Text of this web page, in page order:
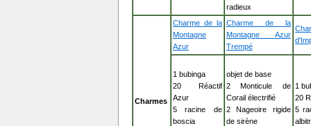
radieux
Charmes
Charme de la
Montagne
Azur
Charme de la
Montagne Azur
Trempé
1 bubinga
20 Réactif
Azur
5 racine de
boscia
objet de base
2 Monticule de
Corail électrifié
2 Nageoire rigide
de sirène
1
20
5